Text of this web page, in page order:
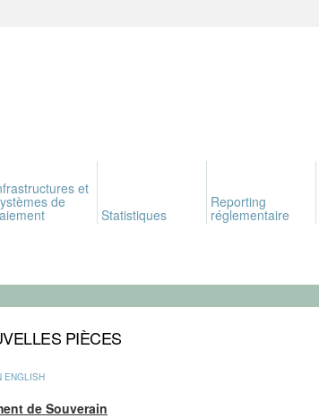
et
de
Statistiques
Reporting
réglementaire
PIÈCES
ENGLISH
de Souverain